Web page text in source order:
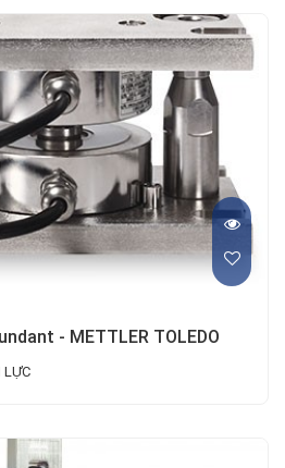
- METTLER TOLEDO
LỰC